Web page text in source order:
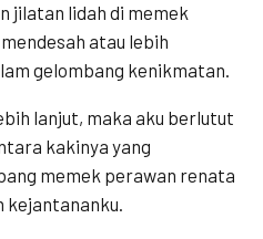
jilatan lidah di memek
atau lebih
gelombang kenikmatan.
lanjut, maka aku berlutut
kakinya yang
memek perawan renata
kejantananku.